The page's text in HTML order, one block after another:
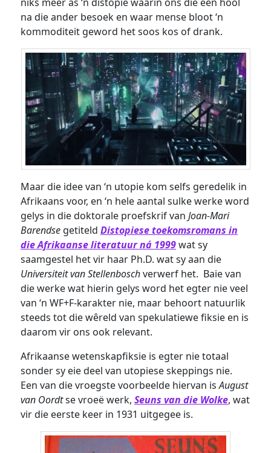
na die ander besoek en waar mense bloot ‘n
kommoditeit geword het soos kos of drank.
Maar die idee van ‘n utopie kom selfs geredelik in
Afrikaans voor, en ‘n hele aantal sulke werke word
gelys in die doktorale proefskrif vanJoan-Mari
Barendse getiteldDistopiese toekomsromans in
die Afrikaanse literatuur ná 1999wat sy
saamgestel het vir haar Ph.D. wat sy aan die
Universiteit van Stellenboschverwerf het. Baie van
die werke wat hierin gelys word het egter nie veel
van ‘n WF+F-karakter nie, maar behoort natuurlik
steeds tot die wêreld van spekulatiewe fiksie en is
daarom vir ons ook relevant.
Afrikaanse wetenskapfiksie is egter nie totaal
sonder sy eie deel van utopiese skeppings nie.
Een van die vroegste voorbeelde hiervan isAugust
van Oordtse vroeë werk,Seuns van die Wolke, wat
vir die eerste keer in 1931 uitgegee is.